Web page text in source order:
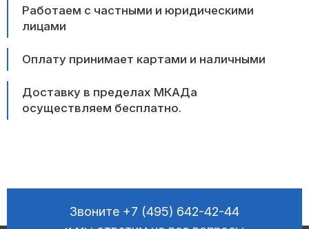
Работаем с частными и юридическими
лицами
Оплату принимает картами и наличными
Доставку в пределах МКАДа
осуществляем бесплатно.
Звоните +7 (495) 642-42-44